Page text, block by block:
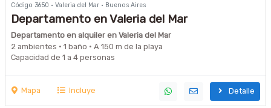
Código 3650 · Valeria del Mar · Buenos Aires
Departamento en Valeria del Mar
Departamento en alquiler en Valeria del Mar
2 ambientes · 1 baño · A 150 m de la playa
Capacidad de 1 a 4 personas
Mapa Incluye Detalle